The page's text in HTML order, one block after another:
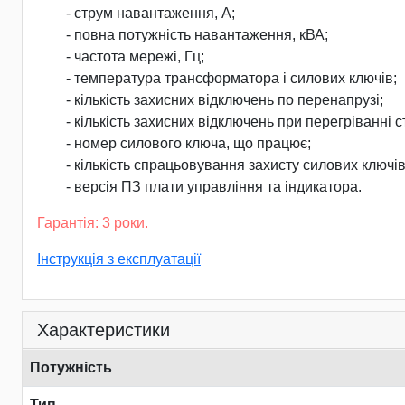
- струм навантаження, А;
- повна потужність навантаження, кВА;
- частота мережі, Гц;
- температура трансформатора і силових ключів;
- кількість захисних відключень по перенапрузі;
- кількість захисних відключень при перегріванні
- номер силового ключа, що працює;
- кількість спрацьовування захисту силових
- версія ПЗ плати управління та індикатора.
Гарантія: 3 роки.
Інструкція з експлуатації
Характеристики
Потужність